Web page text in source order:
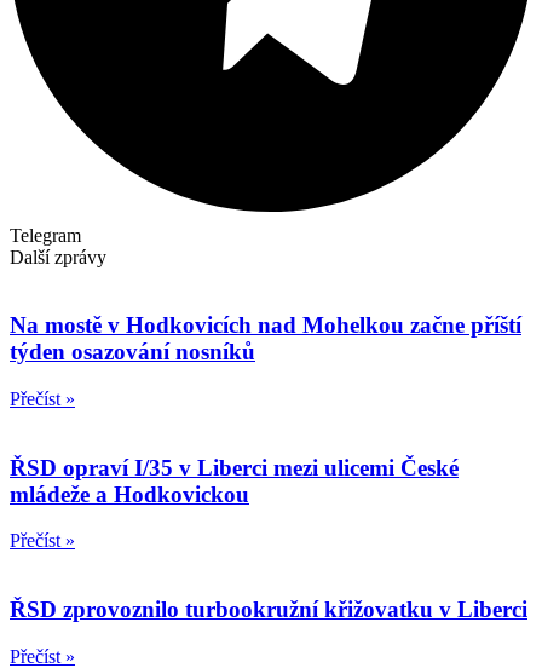
Telegram
Další zprávy
Na mostě v Hodkovicích nad Mohelkou začne příští
týden osazování nosníků
Přečíst »
ŘSD opraví I/35 v Liberci mezi ulicemi České
mládeže a Hodkovickou
Přečíst »
ŘSD zprovoznilo turbookružní křižovatku v Liberci
Přečíst »